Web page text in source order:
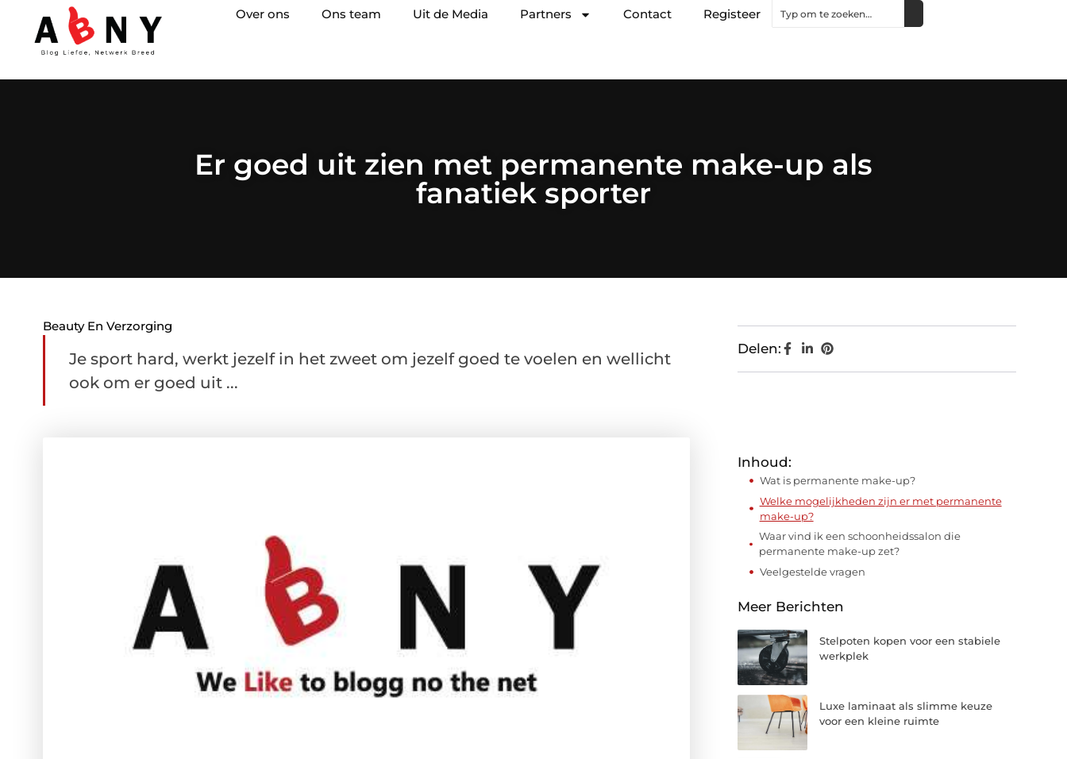
Over ons Ons team Uit de Media Partners Contact Registeer
Er goed uit zien met permanente make-up als
fanatiek sporter
Beauty En Verzorging
Je sport hard, werkt jezelf in het zweet om jezelf goed te voelen en wellicht
ook om er goed uit ...
Delen:
Inhoud:
Wat is permanente make-up?
Welke mogelijkheden zijn er met permanente
make-up?
Waar vind ik een schoonheidssalon die
permanente make-up zet?
Veelgestelde vragen
Meer Berichten
Stelpoten kopen voor een stabiele
werkplek
Luxe laminaat als slimme keuze
voor een kleine ruimte